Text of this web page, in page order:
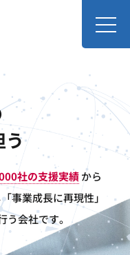
う
社の支援実績から
事業成長に再現性」
会社です。